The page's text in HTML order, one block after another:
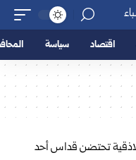
اقتصاد سياسة